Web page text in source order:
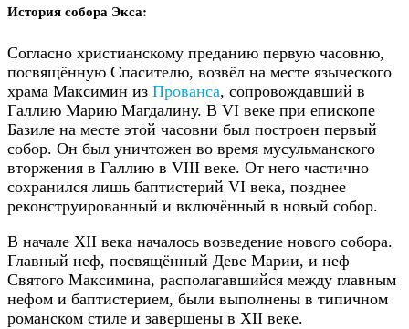
История собора Экса:
Согласно христианскому преданию первую часовню,
посвящённую Спасителю, возвёл на месте языческого
храма Максимин из Прованса, сопровождавший в
Галлию Марию Магдалину. В VI веке при епископе
Базиле на месте этой часовни был построен первый
собор. Он был уничтожен во время мусульманского
вторжения в Галлию в VIII веке. От него частично
сохранился лишь баптистерий VI века, позднее
реконструированный и включённый в новый собор.
В начале XII века началось возведение нового собора.
Главный неф, посвящённый Деве Марии, и неф
Святого Максимина, располагавшийся между главным
нефом и баптистерием, были выполнены в типичном
романском стиле и завершены в XII веке.